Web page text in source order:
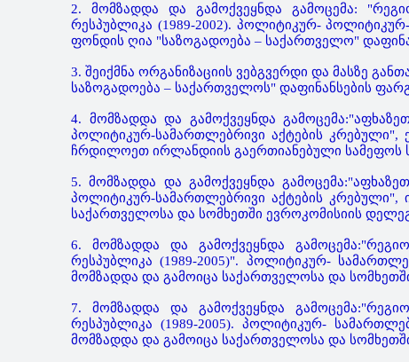
2. მომზადდა და გამოქვეყნდა გამოცემა:
რესპუბლიკა (1989-2002). პოლიტიკურ-
ფონდის ღია "საზოგადოება – საქართველო"
3. შეიქმნა ორგანიზაციის ვებგვერდი და მასზე
საზოგადოება – საქართველოს" დაფინანსების
4. მომზადდა და გამოქვეყნდა
პოლიტიკურ-სამართლებრივი აქტების
ჩრდილოეთ ირლანდიის გაერთიანებული სამეფოს
5. მომზადდა და გამოქვეყნდა
პოლიტიკურ-სამართლებრივი აქტების კრებული",
საქართველოსა და სომხეთში ევროკომისიის
6. მომზადდა და გამოქვეყნდა
რესპუბლიკა (1989-2005)". პოლიტიკურ-
მომზადდა და გამოიცა საქართველოსა და
7. მომზადდა და გამოქვეყნდა
რესპუბლიკა (1989-2005). პოლიტიკურ-
მომზადდა და გამოიცა საქართველოსა და